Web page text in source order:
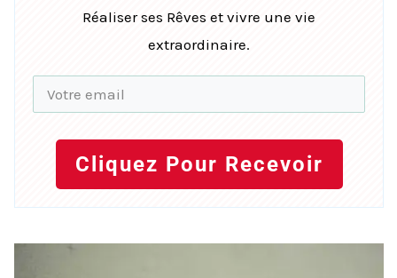
Réaliser ses Rêves et vivre une vie
extraordinaire.
Cliquez Pour Recevoir